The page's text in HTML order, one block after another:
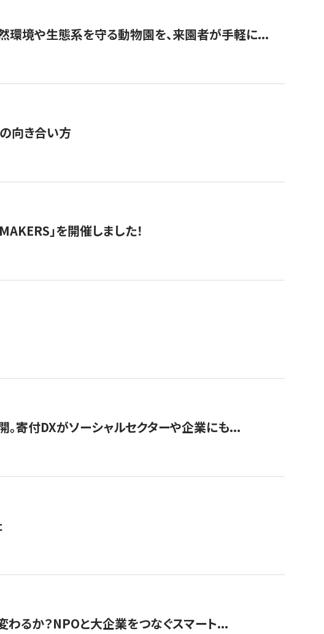
環境や生態系を守る動物園を、来園者が手軽に...
向き合い方
」を開催しました！
。寄付DXがソーシャルセクターや企業にも...
るか？NPOと大企業をつなぐスマート...